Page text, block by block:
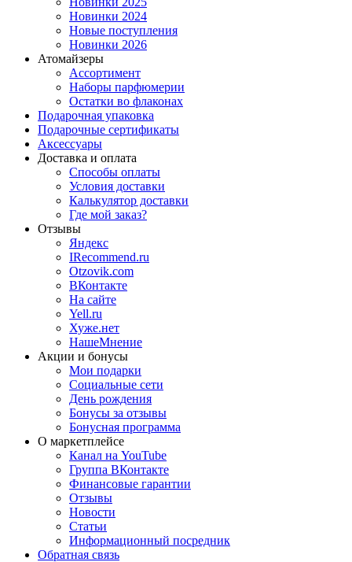
Новинки 2024
Новые поступления
Новинки 2026
Атомайзеры
Ассортимент
Наборы парфюмерии
Остатки во флаконах
Подарочная упаковка
Подарочные сертификаты
Аксессуары
Доставка и оплата
Способы оплаты
Условия доставки
Калькулятор доставки
Где мой заказ?
Отзывы
Яндекс
IRecommend.ru
Otzovik.com
ВКонтакте
На сайте
Yell.ru
Хуже.нет
НашеМнение
Акции и бонусы
Мои подарки
Социальные сети
День рождения
Бонусы за отзывы
Бонусная программа
О маркетплейсе
Канал на YouTube
Группа ВКонтакте
Финансовые гарантии
Отзывы
Новости
Статьи
Информационный посредник
Обратная связь